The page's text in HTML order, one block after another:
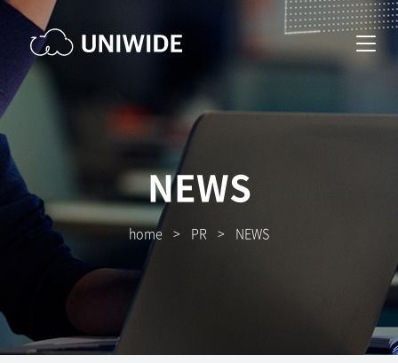
NEWS
home > PR > NEWS